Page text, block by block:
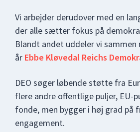
Vi arbejder derudover med en
der alle sætter fokus på
Blandt andet uddeler vi
år Ebbe Kløvedal Reichs
DEO søger løbende støtte fra
flere andre offentlige puljer, EU-
fonde, men bygger i høj grad på
engagement.